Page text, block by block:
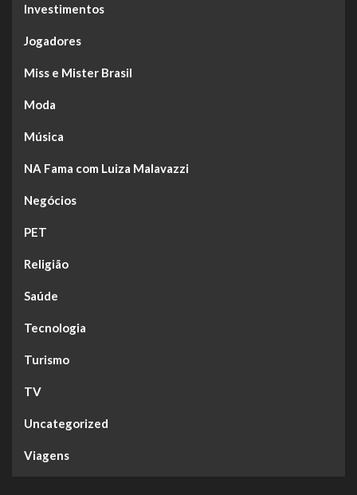
Investimentos
Jogadores
Miss e Mister Brasil
Moda
Música
NA Fama com Luiza Malavazzi
Negócios
PET
Religião
Saúde
Tecnologia
Turismo
TV
Uncategorized
Viagens